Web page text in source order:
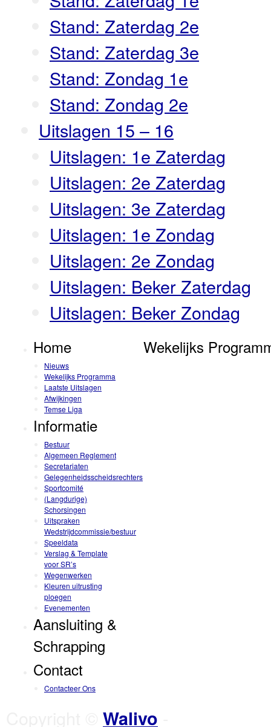
Stand: Zaterdag 2e
Stand: Zaterdag 3e
Stand: Zondag 1e
Stand: Zondag 2e
Uitslagen 15 – 16
Uitslagen: 1e Zaterdag
Uitslagen: 2e Zaterdag
Uitslagen: 3e Zaterdag
Uitslagen: 1e Zondag
Uitslagen: 2e Zondag
Uitslagen: Beker Zaterdag
Uitslagen: Beker Zondag
Home
Nieuws
Wekelijks Programma
Laatste Uitslagen
Afwijkingen
Temse Liga
Informatie
Bestuur
Algemeen Reglement
Secretariaten
Gelegenheidsscheidsrechters
Sportcomité
(Langdurige)
Schorsingen
Uitspraken
Wedstrijdcommissie/bestuur
Speeldata
Verslag & Template
voor SR’s
Wegenwerken
Kleuren uitrusting
ploegen
Evenementen
Aansluiting &
Schrapping
Contact
Contacteer Ons
Wekelijks
Walivo